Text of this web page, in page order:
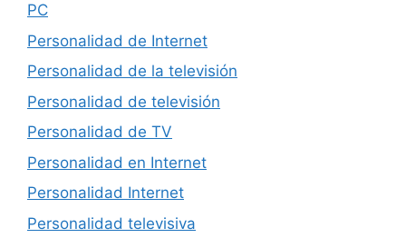
PC
Personalidad de Internet
Personalidad de la televisión
Personalidad de televisión
Personalidad de TV
Personalidad en Internet
Personalidad Internet
Personalidad televisiva